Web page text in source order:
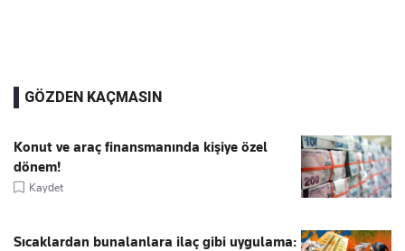
GÖZDEN KAÇMASIN
Konut ve araç finansmanında kişiye özel
dönem!
Kaydet
Sıcaklardan bunalanlara ilaç gibi uygulama: